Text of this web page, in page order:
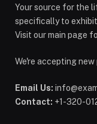
Your source for the
specifically to
Visit our main page
We're accepting
Email Us:
Contact: +1-320-